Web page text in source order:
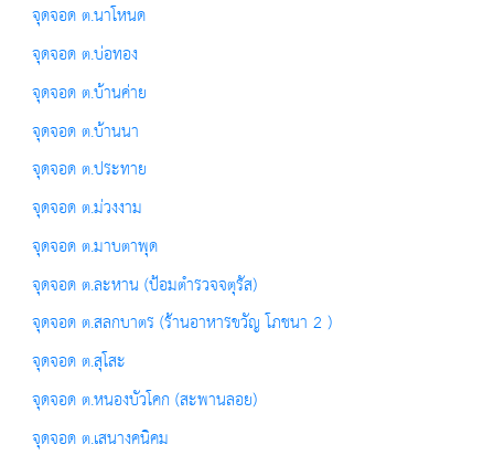
จุดจอด ต.นาโหนด
จุดจอด ต.บ่อทอง
จุดจอด ต.บ้านค่าย
จุดจอด ต.บ้านนา
จุดจอด ต.ประทาย
จุดจอด ต.ม่วงงาม
จุดจอด ต.มาบตาพุด
จุดจอด ต.ละหาน (ป้อมตำรวจจตุรัส)
จุดจอด ต.สลกบาตร (ร้านอาหารขวัญ โภชนา 2 )
จุดจอด ต.สุโสะ
จุดจอด ต.หนองบัวโคก (สะพานลอย)
จุดจอด ต.เสนางคนิคม